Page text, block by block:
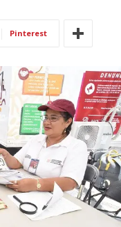
Pinterest